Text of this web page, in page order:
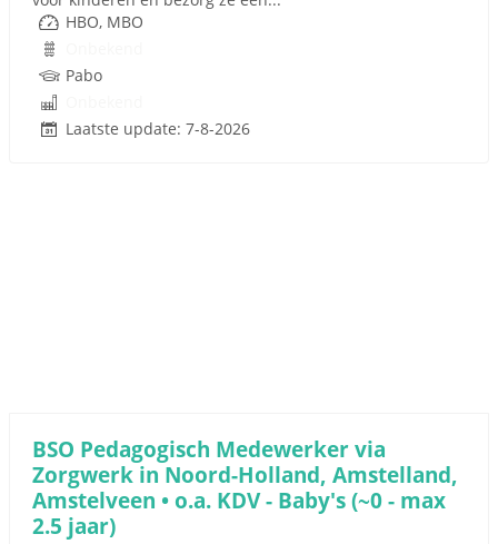
HBO, MBO
Pabo
Laatste update: 7-8-2026
BSO Pedagogisch Medewerker via
Zorgwerk in Noord-Holland, Amstelland,
Amstelveen • o.a. KDV - Baby's (~0 - max
2.5 jaar)